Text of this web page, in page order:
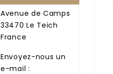
Avenue de Camps
33470 Le Teich
France
Envoyez-nous un
e-mail :